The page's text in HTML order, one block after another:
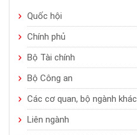
Quốc hội
Chính phủ
Bộ Tài chính
Bộ Công an
Các cơ quan, bộ ngành khác
Liên ngành